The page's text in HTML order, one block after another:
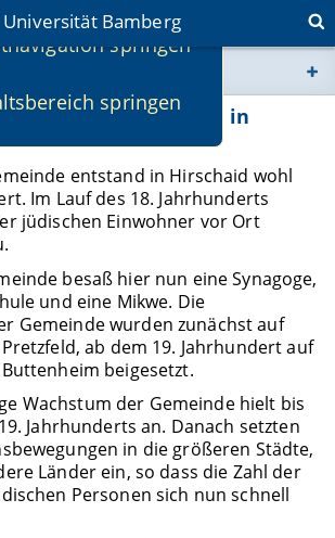
springen
springen
Universität Bamberg
bamberg.de
bamberg.de
fis.uni-bamberg.de
jüdischen Gemeinde in
entstand in Hirschaid wohl
Im Lauf des 18. Jahrhunderts
jüdischen Einwohner vor Ort
besaß hier nun eine Synagoge,
und eine Mikwe. Die
Gemeinde wurden zunächst auf
ab dem 19. Jahrhundert auf
beigesetzt.
Wachstum der Gemeinde hielt bis
Jahrhunderts an. Danach setzten
in die größeren Städte,
Länder ein, so dass die Zahl der
Personen sich nun schnell